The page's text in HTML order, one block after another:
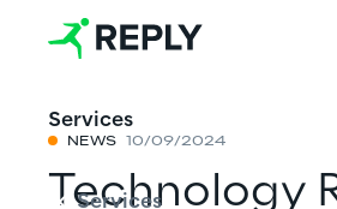
Services
Services
NEWS 10/09/2024
Technology